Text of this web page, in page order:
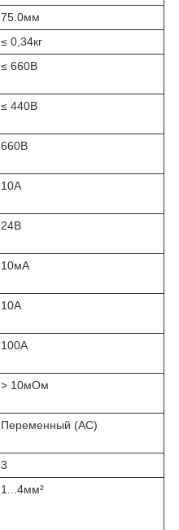
75.0мм
≤ 0,34кг
≤ 660В
≤ 440В
660В
10А
24В
10мА
10А
100А
> 10мОм
Переменный (AC)
3
1...4мм²